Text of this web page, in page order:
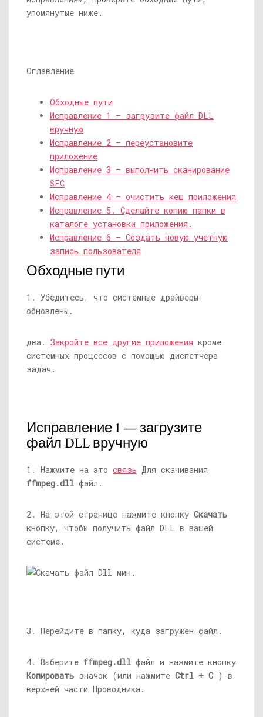
упомянутые ниже.
Оглавление
Обходные пути
Исправление 1 — загрузите файл DLL
вручную
Исправление 2 — переустановите
приложение
Исправление 3 — выполнить сканирование
SFC
Исправление 4 — очистить кеш приложения
Исправление 5. Сделайте копию папки в
каталоге установки приложения.
Исправление 6 — Создать новую учетную
запись пользователя
Обходные пути
1. Убедитесь, что системные драйверы
обновлены.
два. Закройте все другие приложения кроме
системных процессов с помощью диспетчера
задач.
Исправление 1 — загрузите
файл DLL вручную
1. Нажмите на это связь Для скачивания
ffmpeg.dll файл.
2. На этой странице нажмите кнопку Скачать
кнопку, чтобы получить файл DLL в вашей
системе.
3. Перейдите в папку, куда загружен файл.
4. Выберите ffmpeg.dll файл и нажмите кнопку
Копировать значок (или нажмите Ctrl + С) в
верхней части Проводника.